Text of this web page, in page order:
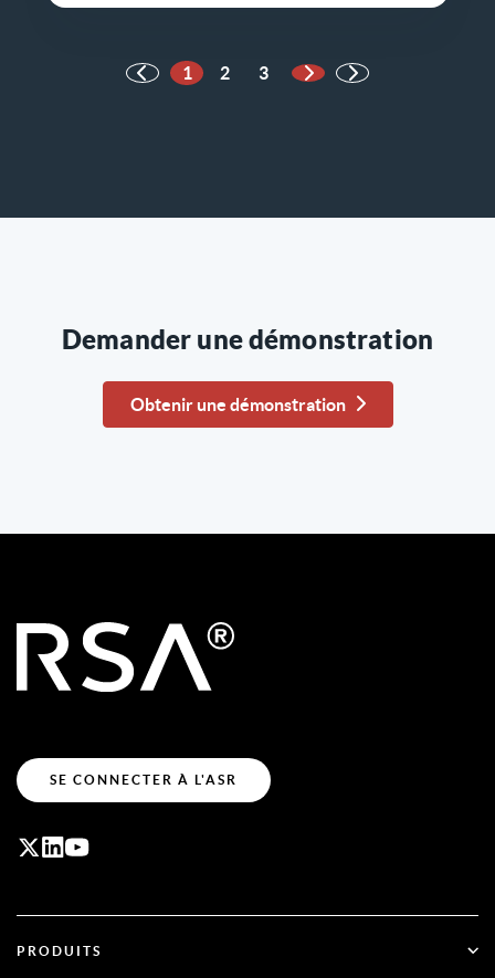
1 2 3
Page suivante
Demander une démonstration
Obtenir une démonstration
SE CONNECTER À L'ASR
PRODUITS